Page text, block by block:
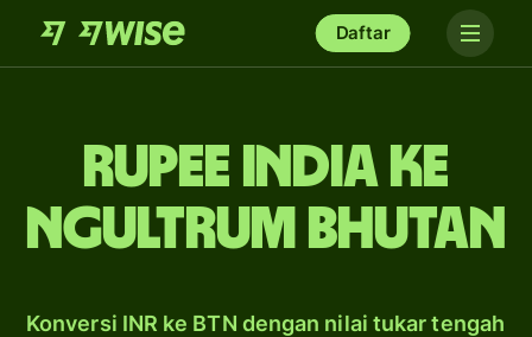
Daftar
rupee India ke
ngultrum Bhutan
Konversi INR ke BTN dengan nilai tukar tengah